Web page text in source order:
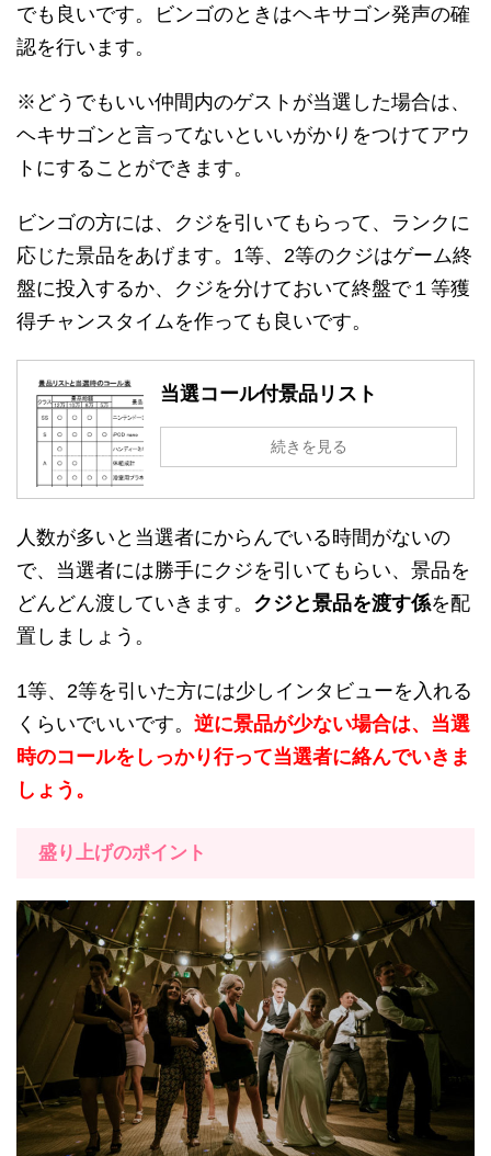
でも良いです。ビンゴのときはヘキサゴン発声の確
認を行います。
※どうでもいい仲間内のゲストが当選した場合は、
ヘキサゴンと言ってないといいがかりをつけてアウ
トにすることができます。
ビンゴの方には、クジを引いてもらって、ランクに
応じた景品をあげます。1等、2等のクジはゲーム終
盤に投入するか、クジを分けておいて終盤で１等獲
得チャンスタイムを作っても良いです。
当選コール付景品リスト
続きを見る
人数が多いと当選者にからんでいる時間がないの
で、当選者には勝手にクジを引いてもらい、景品を
どんどん渡していきます。 クジと景品を渡す係を配
置しましょう。
1等、2等を引いた方には少しインタビューを入れる
くらいでいいです。 逆に景品が少ない場合は、当選
時のコールをしっかり行って当選者に絡んでいきま
しょう。
盛り上げのポイント